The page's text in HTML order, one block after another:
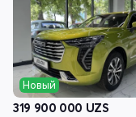
Новый
319 900 000 UZS